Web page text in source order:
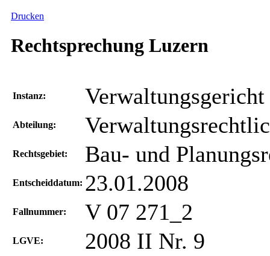
Drucken
Rechtsprechung Luzern
Instanz: Verwaltungsgericht
Abteilung:
Rechtsgebiet: Bau- und
Entscheiddatum: 23.01.2008
Fallnummer: V 07 271_2
LGVE: 2008 II Nr. 9